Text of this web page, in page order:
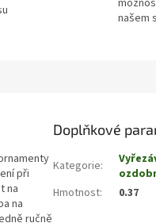
našem
při
na
na
ručně
Doplňkové
Kategorie:
Hmotnost: 0.37